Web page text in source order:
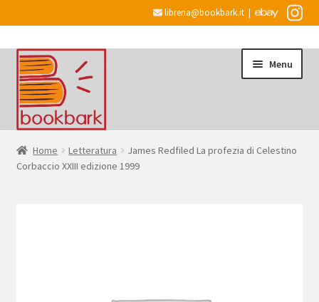
libreria@bookbark.it |
Vai
alla
navigazione
Vai
al
contenuto
Menu
HomeHome Letteratura
James Redfiled La profezia di Celestino
Corbaccio XXIII edizione 1999